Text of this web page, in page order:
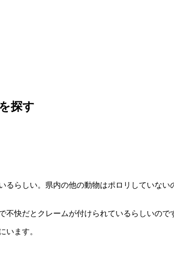
探す
らしい。県内の他の動物はポロリしていない
不快だとクレームが付けられているらしいので
います。